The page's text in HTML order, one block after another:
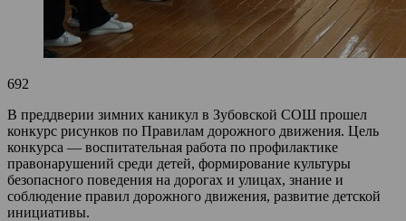
692
В преддверии зимних каникул в Зубовской СОШ прошел
конкурс рисунков по Правилам дорожного движения. Цель
конкурса — воспитательная работа по профилактике
правонарушений среди детей, формирование культуры
безопасного поведения на дорогах и улицах, знание и
соблюдение правил дорожного движения, развитие детской
инициативы.